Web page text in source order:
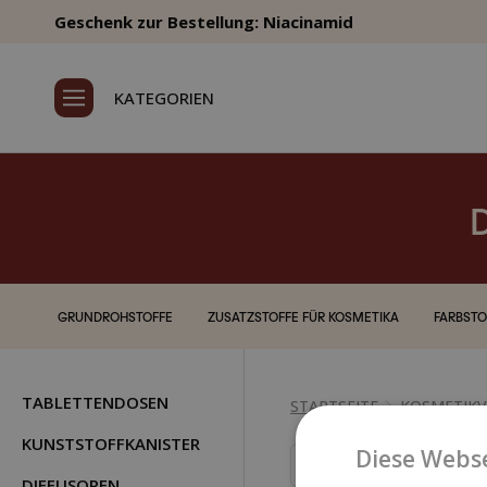
Geschenk zur Bestellung: Niacinamid
KATEGORIEN
GRUNDROHSTOFFE ZUSATZSTOFFE FÜR KOSMETIKA
TABLETTENDOSEN
KUNSTSTOFFKANISTER
STARTSEITE
Sortieren nach:
Diese